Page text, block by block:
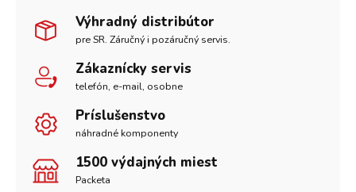
Výhradný distribútor
pre SR. Záručný i pozáručný servis.
Zákaznícky servis
telefón, e-mail, osobne
Príslušenstvo
náhradné komponenty
1500 výdajných miest
Packeta